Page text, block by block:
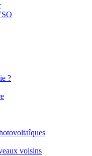
?
voisins